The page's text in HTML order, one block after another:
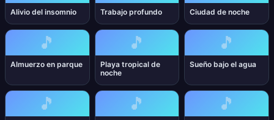
Alivio del insomnio Trabajo profundo Ciudad de noche
🎵
Almuerzo en parque
🎵
Playa tropical de
noche
🎵
Sueño bajo el agua
🎵 🎵 🎵